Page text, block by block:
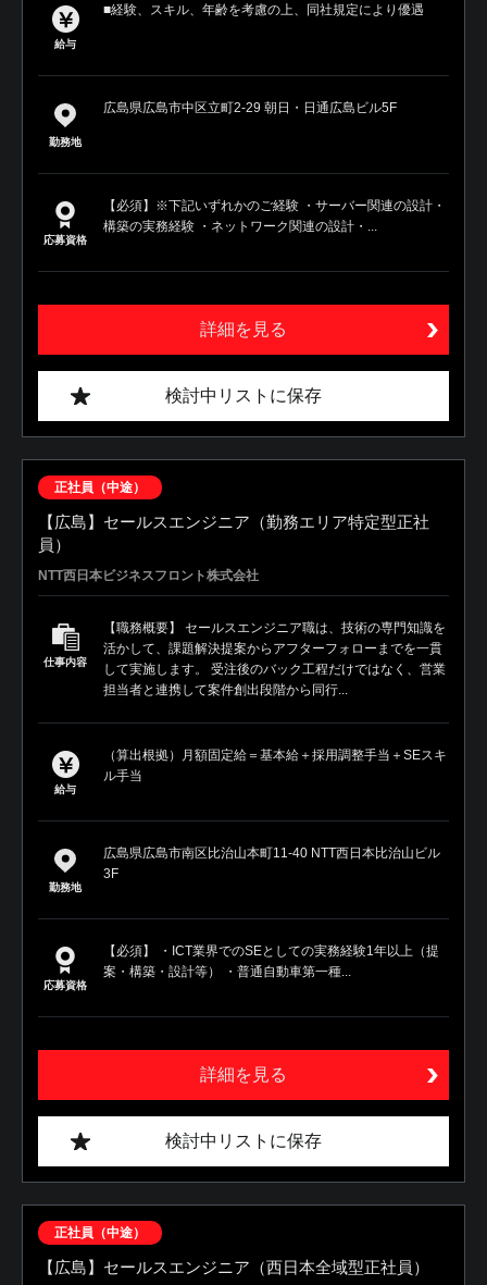
給与
■経験、スキル、年齢を考慮の上、同社規定により優遇
勤務地
広島県広島市中区立町2-29 朝日・日通広島ビル5F
応募資格
【必須】※下記いずれかのご経験 ・サーバー関連の設計・
構築の実務経験 ・ネットワーク関連の設計・...
詳細を見る
検討中リストに保存
正社員（中途）
【広島】セールスエンジニア（勤務エリア特定型正社
員）
NTT西日本ビジネスフロント株式会社
仕事内容
【職務概要】 セールスエンジニア職は、技術の専門知識を
活かして、課題解決提案からアフターフォローまでを一貫
して実施します。 受注後のバック工程だけではなく、営業
担当者と連携して案件創出段階から同行...
給与
（算出根拠）月額固定給＝基本給＋採用調整手当＋SEスキ
ル手当
勤務地
広島県広島市南区比治山本町11-40 NTT西日本比治山ビル
3F
応募資格
【必須】 ・ICT業界でのSEとしての実務経験1年以上（提
案・構築・設計等） ・普通自動車第一種...
詳細を見る
検討中リストに保存
正社員（中途）
【広島】セールスエンジニア（西日本全域型正社員）